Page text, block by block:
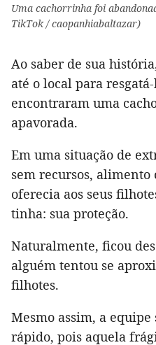
Uma cachorrinha foi
TikTok / caopanhiabaltazar)
Ao saber de sua
até o local para
encontraram uma
apavorada.
Em uma situação de
sem recursos, alimento
oferecia aos seus
tinha: sua proteção.
Naturalmente, ficou
alguém tentou se
filhotes.
Mesmo assim, a
rápido, pois aquela